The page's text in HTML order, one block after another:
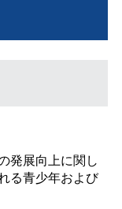
発展向上に関し
る青少年および